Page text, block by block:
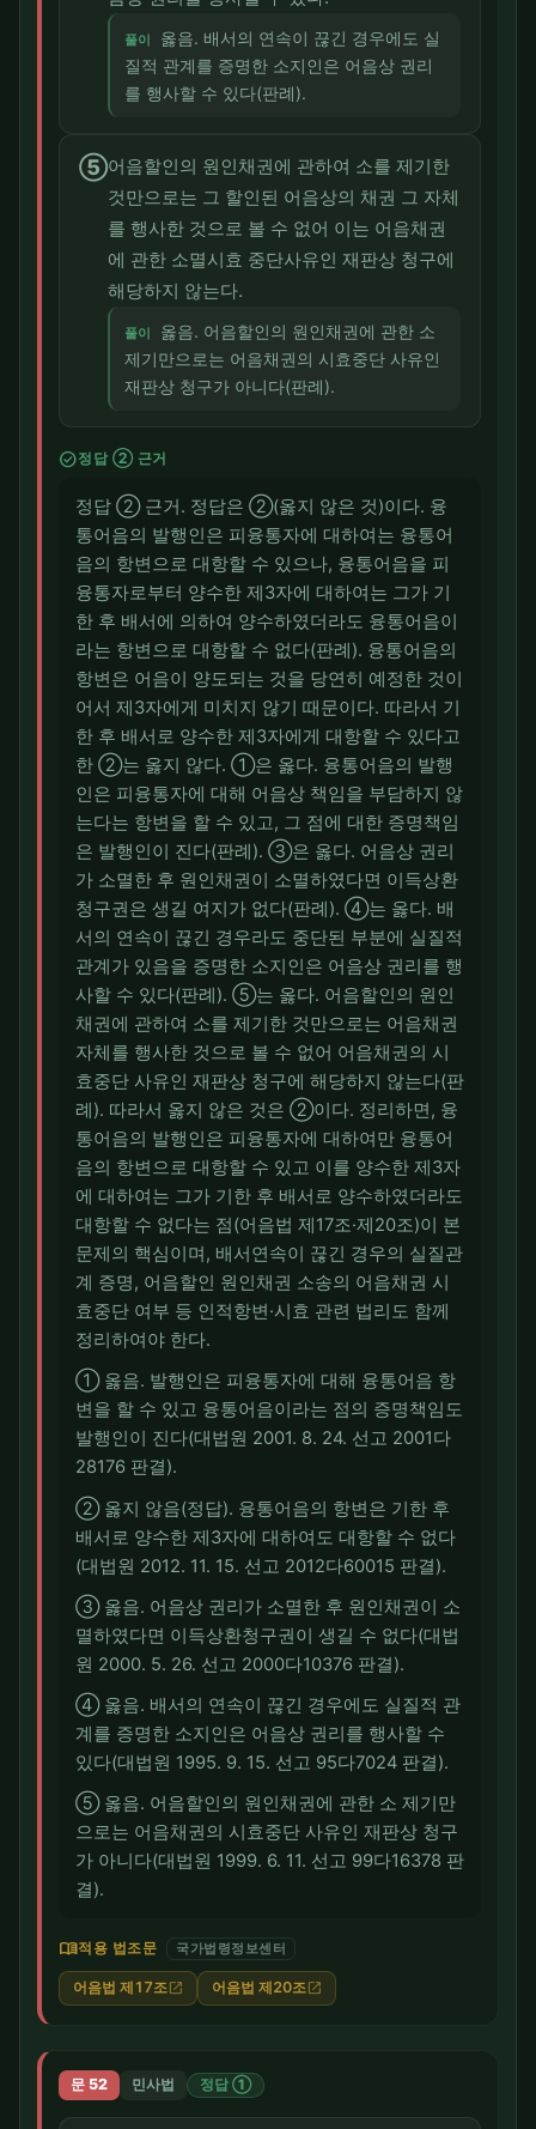
풀이
옳음. 배서의 연속이 끊긴 경우에도 실
질적 관계를 증명한 소지인은 어음상 권리
를 행사할 수 있다(판례).
⑤어음할인의 원인채권에 관하여 소를 제기한
것만으로는 그 할인된 어음상의 채권 그 자체
를 행사한 것으로 볼 수 없어 이는 어음채권
에 관한 소멸시효 중단사유인 재판상 청구에
해당하지 않는다.
풀이
옳음. 어음할인의 원인채권에 관한 소
제기만으로는 어음채권의 시효중단 사유인
재판상 청구가 아니다(판례).
check_circle정답 ② 근거
정답 ② 근거. 정답은 ②(옳지 않은 것)이다. 융
통어음의 발행인은 피융통자에 대하여는 융통어
음의 항변으로 대항할 수 있으나, 융통어음을 피
융통자로부터 양수한 제3자에 대하여는 그가 기
한 후 배서에 의하여 양수하였더라도 융통어음이
라는 항변으로 대항할 수 없다(판례). 융통어음의
항변은 어음이 양도되는 것을 당연히 예정한 것이
어서 제3자에게 미치지 않기 때문이다. 따라서 기
한 후 배서로 양수한 제3자에게 대항할 수 있다고
한 ②는 옳지 않다. ①은 옳다. 융통어음의 발행
인은 피융통자에 대해 어음상 책임을 부담하지 않
는다는 항변을 할 수 있고, 그 점에 대한 증명책임
은 발행인이 진다(판례). ③은 옳다. 어음상 권리
가 소멸한 후 원인채권이 소멸하였다면 이득상환
청구권은 생길 여지가 없다(판례). ④는 옳다. 배
서의 연속이 끊긴 경우라도 중단된 부분에 실질적
관계가 있음을 증명한 소지인은 어음상 권리를 행
사할 수 있다(판례). ⑤는 옳다. 어음할인의 원인
채권에 관하여 소를 제기한 것만으로는 어음채권
자체를 행사한 것으로 볼 수 없어 어음채권의 시
효중단 사유인 재판상 청구에 해당하지 않는다(판
례). 따라서 옳지 않은 것은 ②이다. 정리하면, 융
통어음의 발행인은 피융통자에 대하여만 융통어
음의 항변으로 대항할 수 있고 이를 양수한 제3자
에 대하여는 그가 기한 후 배서로 양수하였더라도
대항할 수 없다는 점(어음법 제17조·제20조)이 본
문제의 핵심이며, 배서연속이 끊긴 경우의 실질관
계 증명, 어음할인 원인채권 소송의 어음채권 시
효중단 여부 등 인적항변·시효 관련 법리도 함께
정리하여야 한다.
① 옳음. 발행인은 피융통자에 대해 융통어음 항
변을 할 수 있고 융통어음이라는 점의 증명책임도
발행인이 진다(대법원 2001. 8. 24. 선고 2001다
28176 판결).
② 옳지 않음(정답). 융통어음의 항변은 기한 후
배서로 양수한 제3자에 대하여도 대항할 수 없다
(대법원 2012. 11. 15. 선고 2012다60015 판결).
③ 옳음. 어음상 권리가 소멸한 후 원인채권이 소
멸하였다면 이득상환청구권이 생길 수 없다(대법
원 2000. 5. 26. 선고 2000다10376 판결).
④ 옳음. 배서의 연속이 끊긴 경우에도 실질적 관
계를 증명한 소지인은 어음상 권리를 행사할 수
있다(대법원 1995. 9. 15. 선고 95다7024 판결).
⑤ 옳음. 어음할인의 원인채권에 관한 소 제기만
으로는 어음채권의 시효중단 사유인 재판상 청구
가 아니다(대법원 1999. 6. 11. 선고 99다16378 판
결).
menu_book적용 법조문 국가법령정보센터
어음법 제17조 open_in_new 어음법 제20조 open_in_new
문 52 민사법 정답 ①